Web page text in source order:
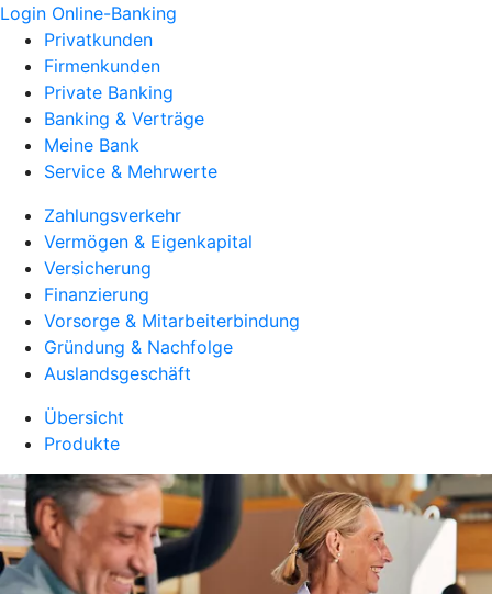
Login Online-Banking
Privatkunden
Firmenkunden
Private Banking
Banking & Verträge
Meine Bank
Service & Mehrwerte
Zahlungsverkehr
Vermögen & Eigenkapital
Versicherung
Finanzierung
Vorsorge & Mitarbeiterbindung
Gründung & Nachfolge
Auslandsgeschäft
Übersicht
Produkte